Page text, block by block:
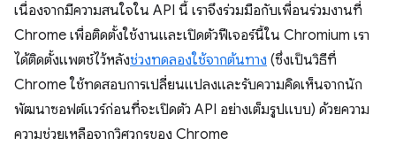
เนื่องจากมีความสนใจใน API นี้ เราจึงร่วมมือกับเพื่อนร่วมงานที่
Chrome เพื่อติดตั้งใช้งานและเปิดตัวฟีเจอร์นี้ใน Chromium เรา
ได้ติดตั้งแพตช์ไว้หลังช่วงทดลองใช้จากต้นทาง (ซึ่งเป็นวิธีที่
Chrome ใช้ทดสอบการเปลี่ยนแปลงและรับความคิดเห็นจากนัก
พัฒนาซอฟต์แวร์ก่อนที่จะเปิดตัว API อย่างเต็มรูปแบบ) ด้วยความ
ความช่วยเหลือจากวิศวกรของ Chrome